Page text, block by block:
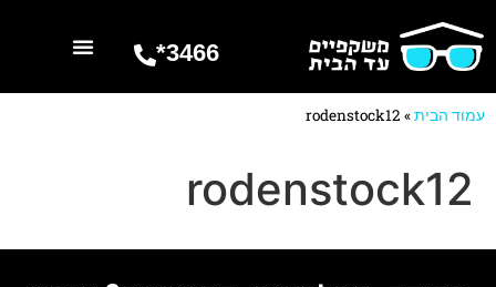
3466*
עמוד הבית»
rodenstock12
rodenstock12